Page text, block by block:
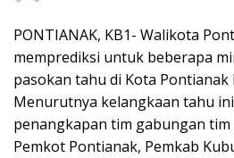
PONTIANAK, KB1- Walikota
memprediksi untuk beberapa
pasokan tahu di Kota Pontianak
Menurutnya kelangkaan tahu
penangkapan tim gabungan
Pemkot Pontianak, Pemkab